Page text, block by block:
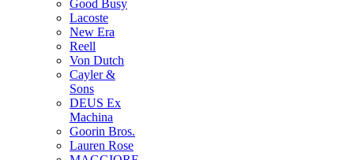
Good Busy
Lacoste
New Era
Reell
Von Dutch
Cayler &
Sons
DEUS Ex
Machina
Goorin Bros.
Lauren Rose